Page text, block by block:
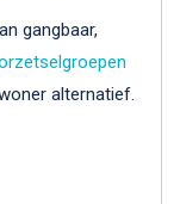
gangbaar,
alternatief.